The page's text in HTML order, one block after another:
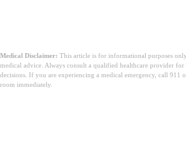
Medical Disclaimer: This article is for informational purposes
medical advice. Always consult a qualified healthcare provider for
decisions. If you are experiencing a medical emergency, call 911
room immediately.